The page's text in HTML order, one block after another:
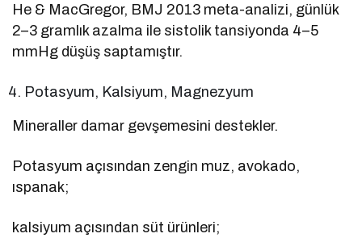
He & MacGregor, BMJ 2013 meta-analizi, günlük
2–3 gramlık azalma ile sistolik tansiyonda 4–5
mmHg düşüş saptamıştır.
Potasyum, Kalsiyum, Magnezyum
Mineraller damar gevşemesini destekler.
Potasyum açısından zengin muz, avokado,
ıspanak;
kalsiyum açısından süt ürünleri;